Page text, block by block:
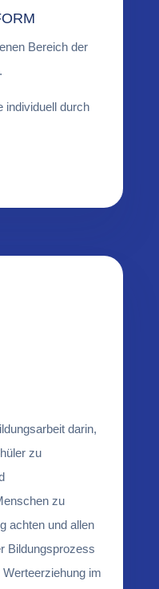
Bereich der
individuell durch
darin,
zu
zu
achten und allen
Bildungsprozess
im